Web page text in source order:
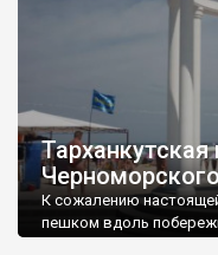
Тарханкутская
К сожалению
пешком вдоль